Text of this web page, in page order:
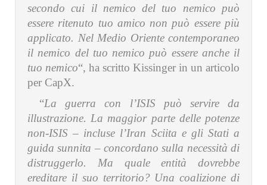
secondo cui il nemico del tuo nemico può
essere ritenuto tuo amico non può essere più
applicato. Nel Medio Oriente contemporaneo
il nemico del tuo nemico può essere anche il
tuo nemico“, ha scritto Kissinger in un articolo
per CapX.
“La guerra con l’ISIS può servire da
illustrazione. La maggior parte delle potenze
non-ISIS – incluse l’Iran Sciita e gli Stati a
guida sunnita – concordano sulla necessità di
distruggerlo. Ma quale entità dovrebbe
ereditare il suo territorio? Una coalizione di